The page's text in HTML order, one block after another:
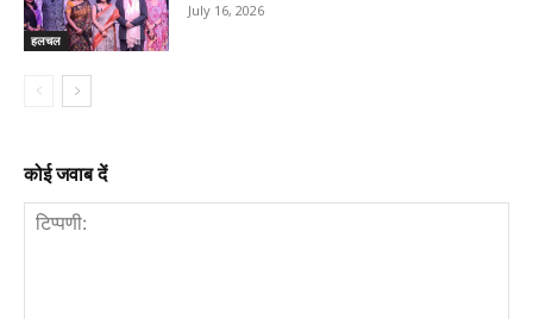
हलचल
July 16, 2026
कोई जवाब दें